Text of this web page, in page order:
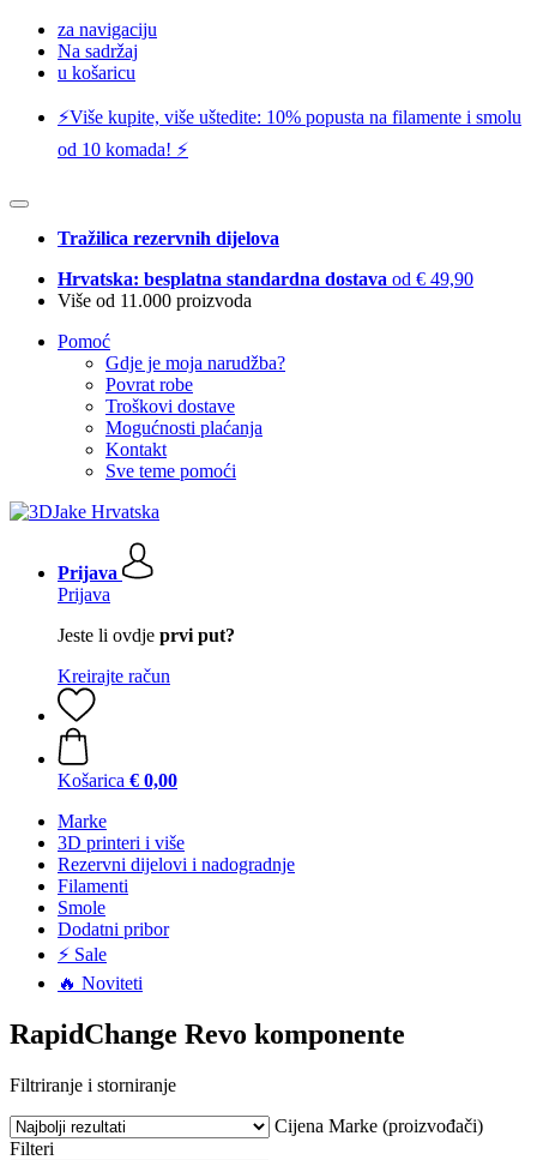
za navigaciju
Na sadržaj
u košaricu
⚡️Više kupite, više uštedite: 10% popusta na filamente i smolu
od 10 komada! ⚡️
Tražilica rezervnih dijelova
Hrvatska: besplatna standardna dostava od € 49,90
Više od 11.000 proizvoda
Pomoć
Gdje je moja narudžba?
Povrat robe
Troškovi dostave
Mogućnosti plaćanja
Kontakt
Sve teme pomoći
Prijava
Prijava
Jeste li ovdje prvi put?
Kreirajte račun
Košarica € 0,00
Marke
3D printeri i više
Rezervni dijelovi i nadogradnje
Filamenti
Smole
Dodatni pribor
⚡ Sale
🔥 Noviteti
RapidChange Revo komponente
Filtriranje i storniranje
Cijena Marke (proizvođači)
Filteri